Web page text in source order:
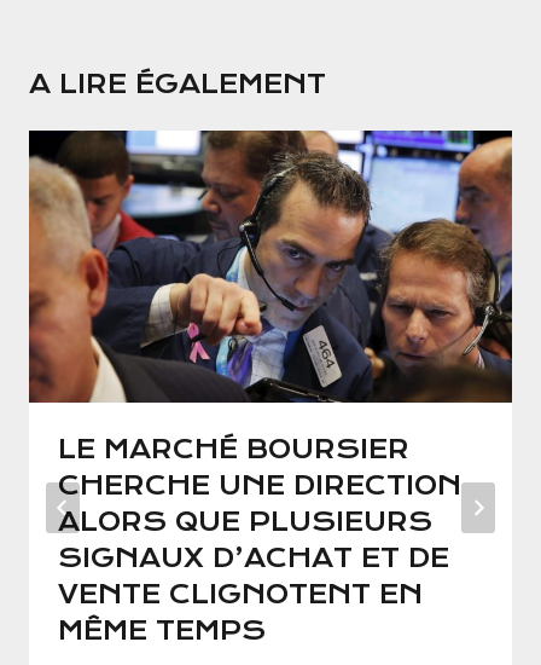
A LIRE ÉGALEMENT
LE MARCHÉ BOURSIER
CHERCHE UNE DIRECTION
ALORS QUE PLUSIEURS
SIGNAUX D’ACHAT ET DE
VENTE CLIGNOTENT EN
MÊME TEMPS